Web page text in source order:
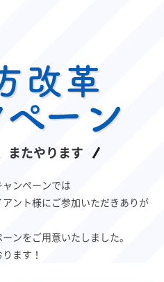
またやります
ンペーンでは
ント様にご参加いただきありが
ンをご用意いたしました。
ます！